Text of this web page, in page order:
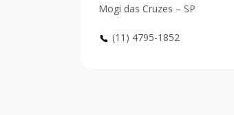
Mogi das Cruzes – SP
(11) 4795-1852